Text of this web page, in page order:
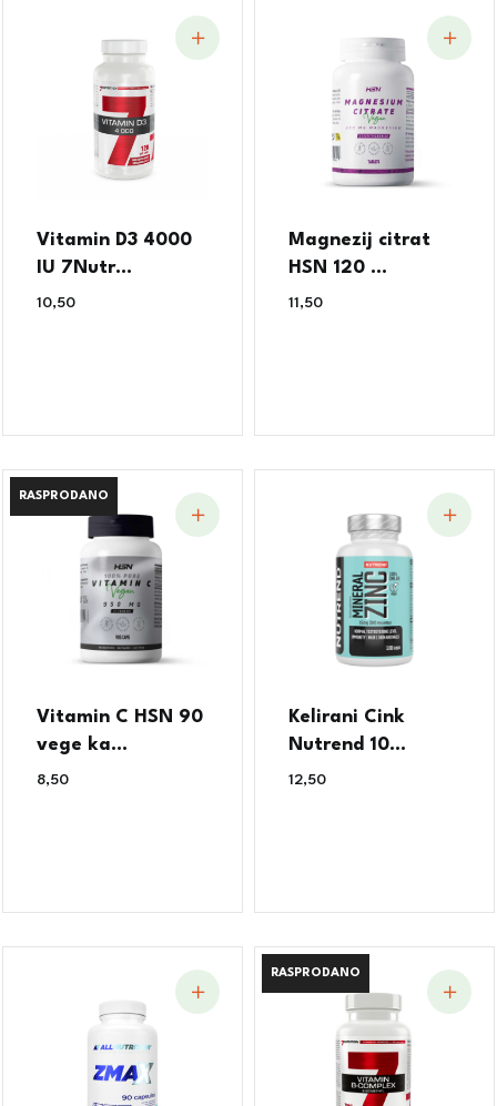
Vitamin D3 4000
IU 7Nutr...
10,50
Magnezij citrat
HSN 120 ...
11,50
RASPRODANO
RASPRODANO
Vitamin C HSN 90
vege ka...
8,50
Kelirani Cink
Nutrend 10...
12,50
RASPRODANO
RASPRODANO